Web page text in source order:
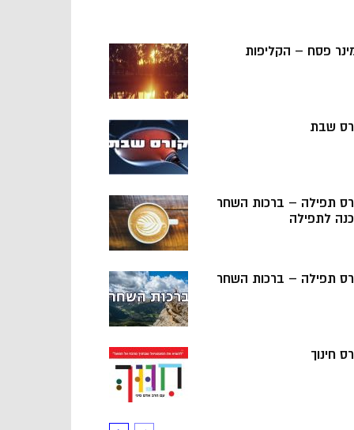
פסח – הקליפות
שבת
תפילה – ברכות השחר
לתפילה
תפילה – ברכות השחר
חינוך